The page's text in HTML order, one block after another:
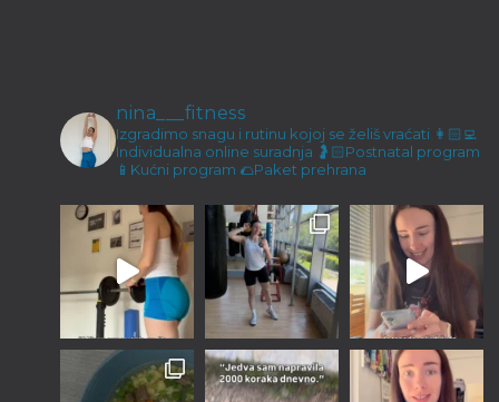
Malene ručice i kokos keksići
23/12/2022
nina___fitness
Izgradimo snagu i rutinu kojoj se želiš vraćati 👩🏻‍💻
Individualna online suradnja 🤰🏻Postnatal program
📱Kućni program 🌮Paket prehrana